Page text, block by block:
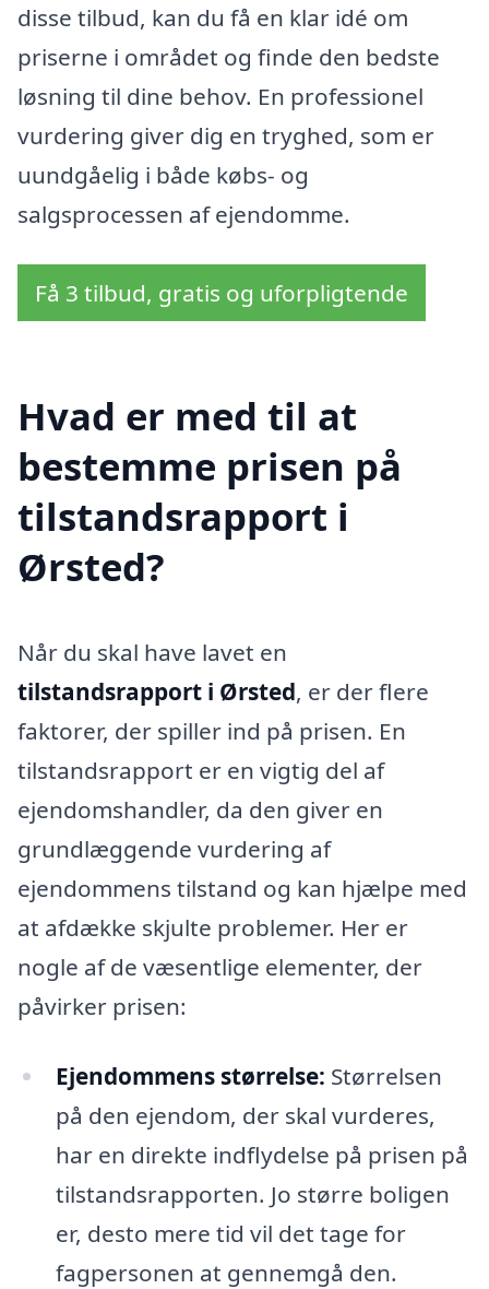
disse tilbud, kan du få en klar idé om
priserne i området og finde den bedste
løsning til dine behov. En professionel
vurdering giver dig en tryghed, som er
uundgåelig i både købs- og
salgsprocessen af ejendomme.
Få 3 tilbud, gratis og uforpligtende
Hvad er med til at
bestemme prisen på
tilstandsrapport i
Ørsted?
Når du skal have lavet en
tilstandsrapport i Ørsted, er der flere
faktorer, der spiller ind på prisen. En
tilstandsrapport er en vigtig del af
ejendomshandler, da den giver en
grundlæggende vurdering af
ejendommens tilstand og kan hjælpe med
at afdække skjulte problemer. Her er
nogle af de væsentlige elementer, der
påvirker prisen:
Ejendommens størrelse: Størrelsen
på den ejendom, der skal vurderes,
har en direkte indflydelse på prisen på
tilstandsrapporten. Jo større boligen
er, desto mere tid vil det tage for
fagpersonen at gennemgå den.